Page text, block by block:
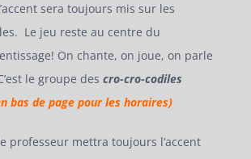
sera toujours mis sur les
Le jeu reste au centre du
On chante, on joue, on parle
le groupe descro-cro-codiles
bas de page pour les horaires)
professeur mettra toujours l’accent